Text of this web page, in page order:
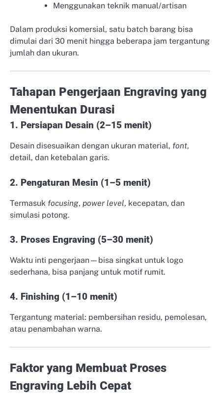
Menggunakan teknik manual/artisan
Dalam produksi komersial, satu batch barang bisa
dimulai dari 30 menit hingga beberapa jam tergantung
jumlah dan ukuran.
Tahapan Pengerjaan Engraving yang
Menentukan Durasi
1. Persiapan Desain (2–15 menit)
Desain disesuaikan dengan ukuran material, font,
detail, dan ketebalan garis.
2. Pengaturan Mesin (1–5 menit)
Termasuk focusing, power level, kecepatan, dan
simulasi potong.
3. Proses Engraving (5–30 menit)
Waktu inti pengerjaan—bisa singkat untuk logo
sederhana, bisa panjang untuk motif rumit.
4. Finishing (1–10 menit)
Tergantung material: pembersihan residu, pemolesan,
atau penambahan warna.
Faktor yang Membuat Proses
Engraving Lebih Cepat